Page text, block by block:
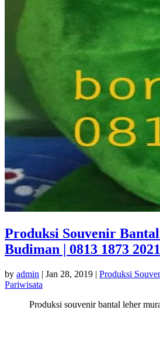
Produksi Souvenir
Budiman | 0813 1873 2021
by admin | Jan 28, 2019 | Produksi
Pariwisata
Produksi souvenir bantal leher